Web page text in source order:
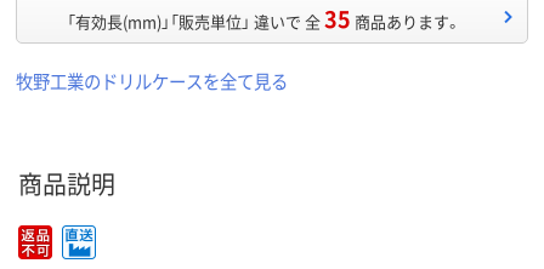
「有効長(mm)」「販売単位」 違いで 全35 商品あります。
牧野工業のドリルケースを全て見る
商品説明